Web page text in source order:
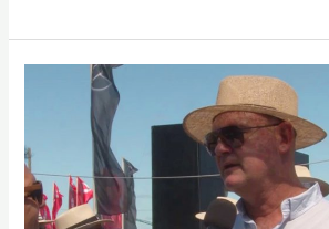
«Siempre
buscando
mejorar»